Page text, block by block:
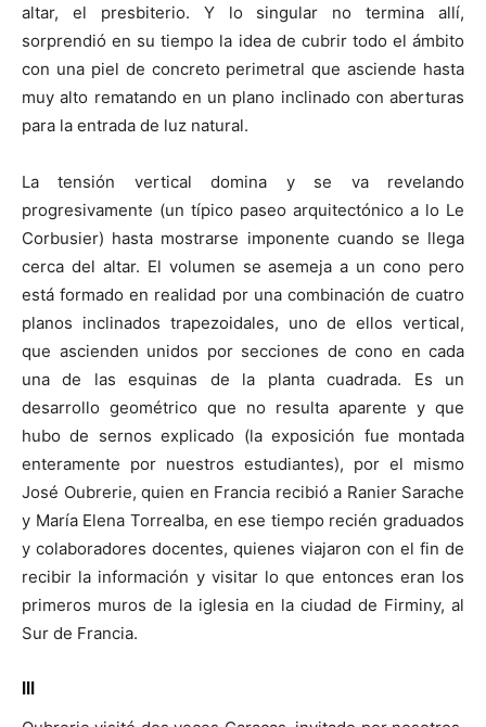
altar, el presbiterio. Y lo singular no termina allí,
sorprendió en su tiempo la idea de cubrir todo el ámbito
con una piel de concreto perimetral que asciende hasta
muy alto rematando en un plano inclinado con aberturas
para la entrada de luz natural.
La tensión vertical domina y se va revelando
progresivamente (un típico paseo arquitectónico a lo Le
Corbusier) hasta mostrarse imponente cuando se llega
cerca del altar. El volumen se asemeja a un cono pero
está formado en realidad por una combinación de cuatro
planos inclinados trapezoidales, uno de ellos vertical,
que ascienden unidos por secciones de cono en cada
una de las esquinas de la planta cuadrada. Es un
desarrollo geométrico que no resulta aparente y que
hubo de sernos explicado (la exposición fue montada
enteramente por nuestros estudiantes), por el mismo
José Oubrerie, quien en Francia recibió a Ranier Sarache
y María Elena Torrealba, en ese tiempo recién graduados
y colaboradores docentes, quienes viajaron con el fin de
recibir la información y visitar lo que entonces eran los
primeros muros de la iglesia en la ciudad de Firminy, al
Sur de Francia.
III